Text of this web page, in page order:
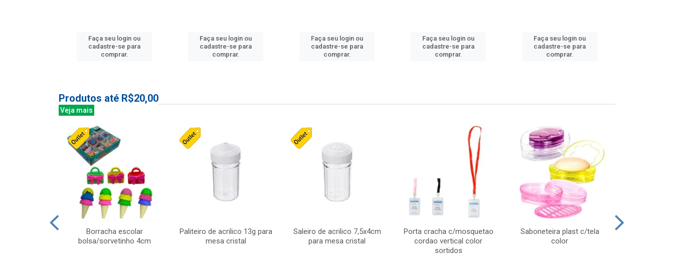
Faça seu login ou
cadastre-se para
comprar.
Faça seu login ou
cadastre-se para
comprar.
Faça seu login ou
cadastre-se para
comprar.
Faça seu login ou
cadastre-se para
comprar.
Faça seu login ou
cadastre-se para
comprar.
Produtos até R$20,00
Veja mais
Borracha escolar
bolsa/sorvetinho 4cm
Paliteiro de acrilico 13g para
mesa cristal
Saleiro de acrilico 7,5x4cm
para mesa cristal
Porta cracha c/mosquetao
cordao vertical color
sortidos
Saboneteira plast c/tela
color